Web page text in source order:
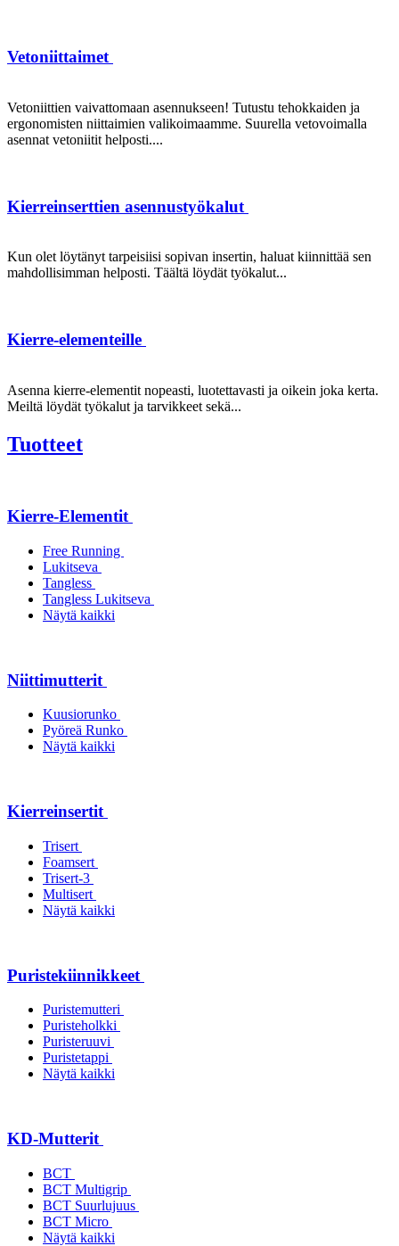
Vetoniittaimet
Vetoniittien vaivattomaan asennukseen! Tutustu tehokkaiden ja
ergonomisten niittaimien valikoimaamme. Suurella vetovoimalla
asennat vetoniitit helposti....
Kierreinserttien asennustyökalut
Kun olet löytänyt tarpeisiisi sopivan insertin, haluat kiinnittää sen
mahdollisimman helposti. Täältä löydät työkalut...
Kierre-elementeille
Asenna kierre-elementit nopeasti, luotettavasti ja oikein joka kerta.
Meiltä löydät työkalut ja tarvikkeet sekä...
Tuotteet
Kierre-Elementit
Free Running
Lukitseva
Tangless
Tangless Lukitseva
Näytä kaikki
Niittimutterit
Kuusiorunko
Pyöreä Runko
Näytä kaikki
Kierreinsertit
Trisert
Foamsert
Trisert-3
Multisert
Näytä kaikki
Puristekiinnikkeet
Puristemutteri
Puristeholkki
Puristeruuvi
Puristetappi
Näytä kaikki
KD-Mutterit
BCT
BCT Multigrip
BCT Suurlujuus
BCT Micro
Näytä kaikki